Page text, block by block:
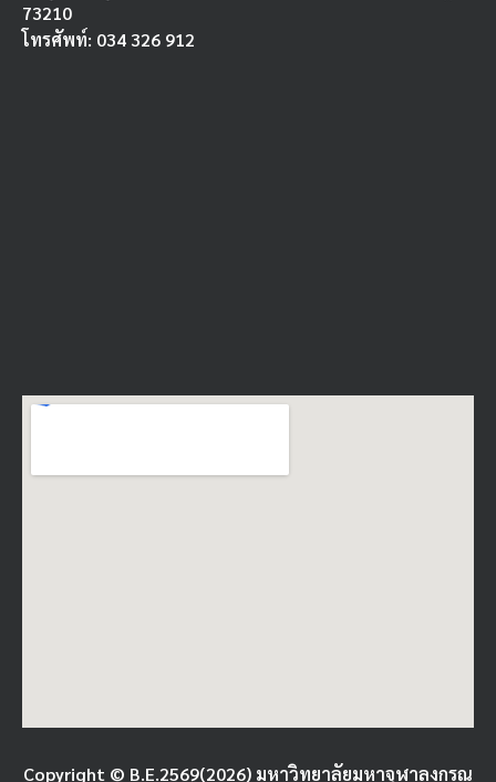
73210
โทรศัพท์: 034 326 912
Copyright © B.E.2569(2026) มหาวิทยาลัยมหาจุฬาลงกรณ